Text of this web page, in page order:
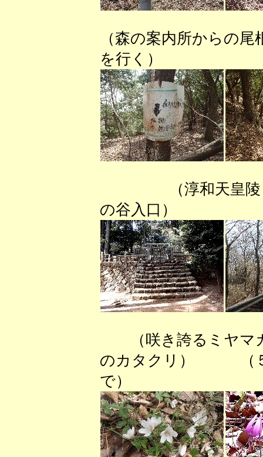
（森の案内所からの
を行く） （小
（淳和
の谷入口） （
（咲き誇るミ
のカタクリ） （５
で）